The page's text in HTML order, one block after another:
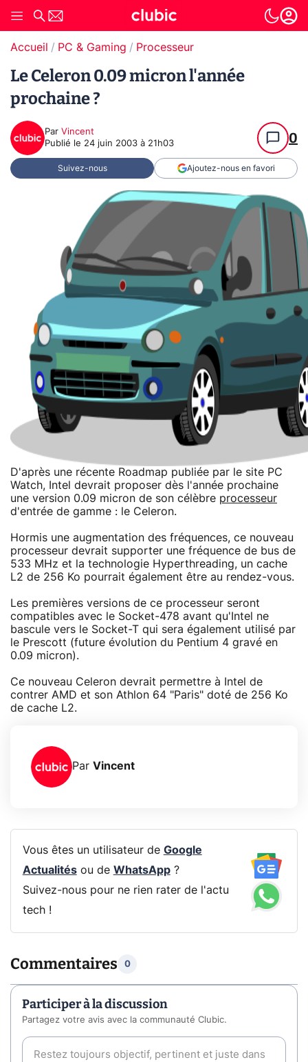
Accueil PC & Gaming Processeur
Le Celeron 0.09 micron l'année
prochaine ?
Par Vincent
Publié le 24 juin 2003 à 21h03 0
Suivez-nous Ajoutez-nous en favori
D'après une récente Roadmap publiée par le site PC
Watch, Intel devrait proposer dès l'année prochaine
une version 0.09 micron de son célèbre processeur
d'entrée de gamme : le Celeron.
Hormis une augmentation des fréquences, ce nouveau
processeur devrait supporter une fréquence de bus de
533 MHz et la technologie Hyperthreading, un cache
L2 de 256 Ko pourrait également être au rendez-vous.
Les premières versions de ce processeur seront
compatibles avec le Socket-478 avant qu'Intel ne
bascule vers le Socket-T qui sera également utilisé par
le Prescott (future évolution du Pentium 4 gravé en
0.09 micron).
Ce nouveau Celeron devrait permettre à Intel de
contrer AMD et son Athlon 64 "Paris" doté de 256 Ko
de cache L2.
Par Vincent
Vous êtes un utilisateur de Google
Actualitésou de WhatsApp?
Suivez-nous pour ne rien rater de l'actu
tech !
Commentaires 0
Participer à la discussion
Partagez votre avis avec la communauté Clubic.